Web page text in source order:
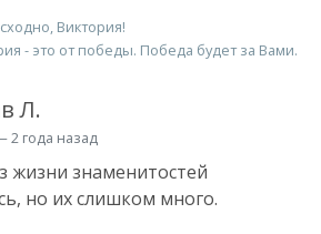
Виктория!
- это от победы. Победа будет за Вами.
Л.
2 года назад
жизни знаменитостей
но их слишком много.